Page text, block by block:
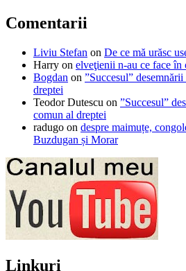
Comentarii
Liviu Stefan on De ce mă urăsc
Harry on elveţienii n-au ce face
Bogdan on ”Succesul”
dreptei
Teodor Dutescu on ”Succesul”
comun al dreptei
radugo on despre maimuțe,
Buzdugan și Morar
Linkuri